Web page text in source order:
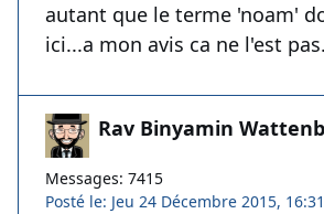
autant que le terme 'noam'
ici...a mon avis ca ne l'est
Rav Binyamin
Messages: 7415
Posté le: Jeu 24 Décembre 2015, 16:31